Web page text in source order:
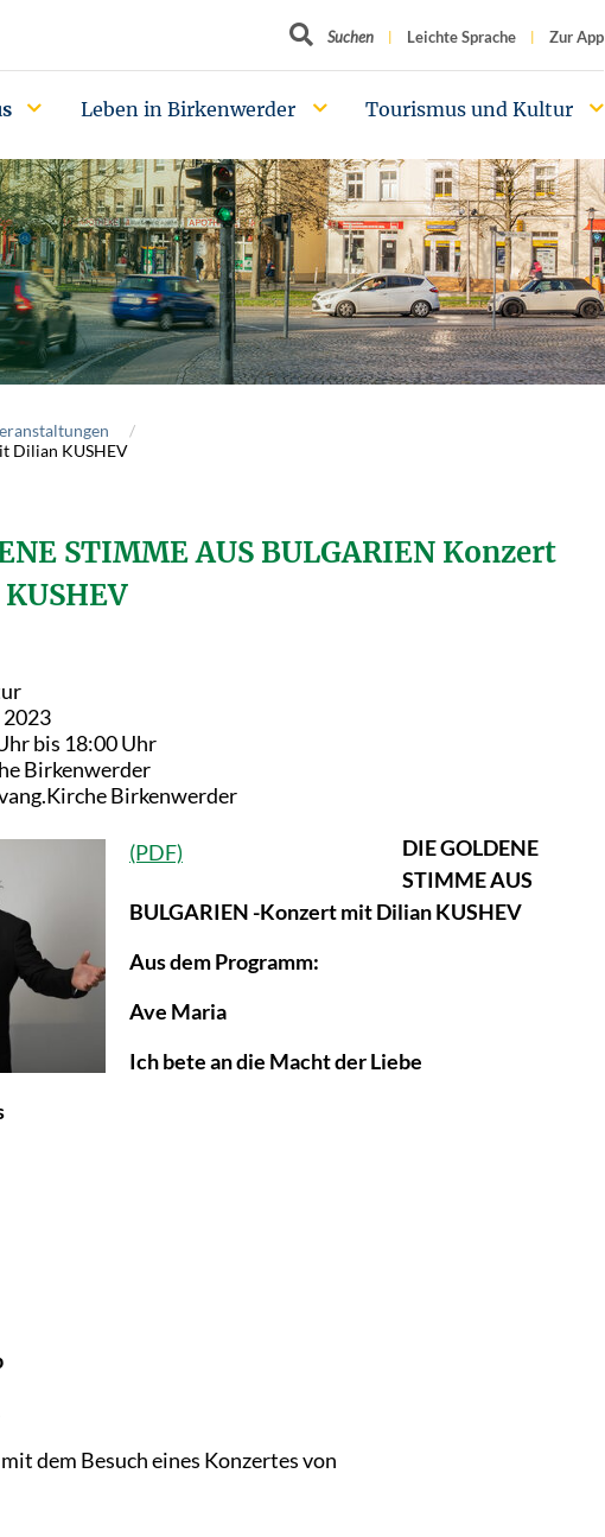
Suchbegriff
Suchen Leichte Sprache Zur App
Leben in Birkenwerder Tourismus und Kultur
Dilian KUSHEV
STIMME AUS BULGARIEN Konzert
2023
bis 18:00 Uhr
Birkenwerder
Birkenwerder
DIE GOLDENE
STIMME AUS
BULGARIEN -Konzert mit Dilian KUSHEV
Aus dem Programm:
Ave Maria
Ich bete an die Macht der Liebe
dem Besuch eines Konzertes von